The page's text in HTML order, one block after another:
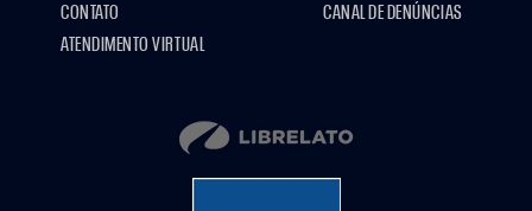
CONTATO
ATENDIMENTO VIRTUAL
CANAL DE DENÚNCIAS